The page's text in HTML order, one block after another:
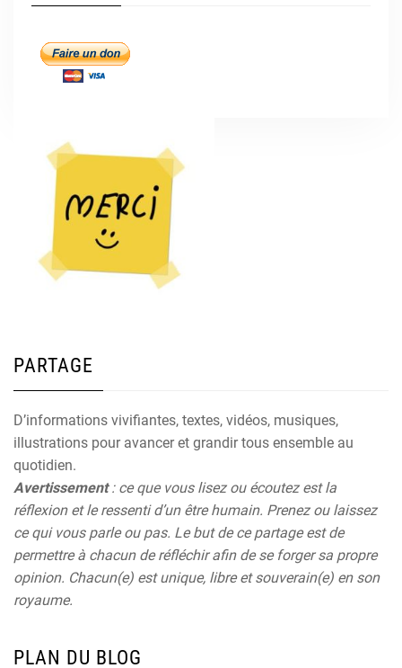
PARTAGE
D’informations vivifiantes, textes, vidéos, musiques,
illustrations pour avancer et grandir tous ensemble au
quotidien.
Avertissement: ce que vous lisez ou écoutez est la
réflexion et le ressenti d’un être humain. Prenez ou laissez
ce qui vous parle ou pas. Le but de ce partage est de
permettre à chacun de réfléchir afin de se forger sa propre
opinion. Chacun(e) est unique, libre et souverain(e) en son
royaume.
PLAN DU BLOG